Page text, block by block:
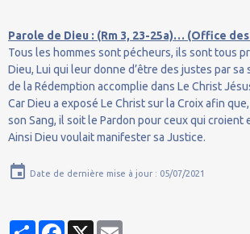
Parole de Dieu : (Rm 3, 23-25a)… (Office
Tous les hommes sont pécheurs, ils sont tous
Dieu, Lui qui leur donne d’être des justes par sa
de la Rédemption accomplie dans Le Christ
Car Dieu a exposé Le Christ sur la Croix afin
son Sang, il soit le Pardon pour ceux qui croient
Ainsi Dieu voulait manifester sa Justice.
Date de dernière mise à jour : 05/07/2021
PartagerFacebook
X